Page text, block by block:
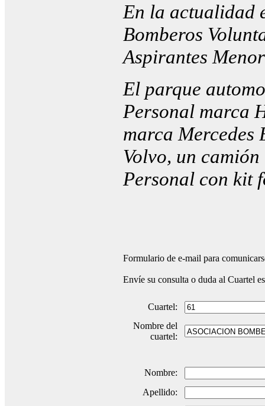
En la actualidad
Bomberos
Aspirantes
El parque
Personal marca
marca Mercedes
Volvo, un
Personal con kit
Formulario de e-mail para
Envíe su consulta o duda al Cuartel
Cuartel:
Nombre del
cuartel:
Nombre:
Apellido: